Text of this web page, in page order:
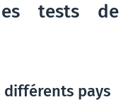
tests de
différents pays